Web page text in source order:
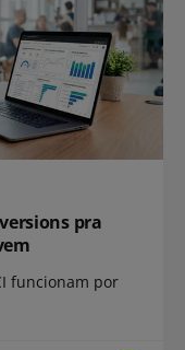
pra
funcionam por